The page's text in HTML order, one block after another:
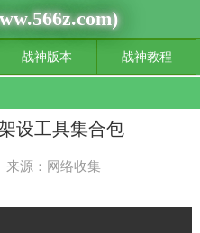
战神版本 战神教程
设工具集合包
来源：网络收集